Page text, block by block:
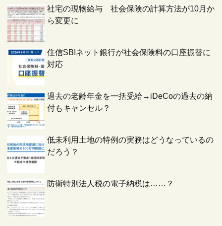
社宅の現物給与 社会保険の計算方法が10月か
ら変更に
住信SBIネット銀行が社会保険料の口座振替に
対応
過去の老齢年金を一括受給→iDeCoの過去の納
付もキャンセル？
低未利用土地の特例の実務はどうなっているの
だろう？
防衛特別法人税の電子納税は……？